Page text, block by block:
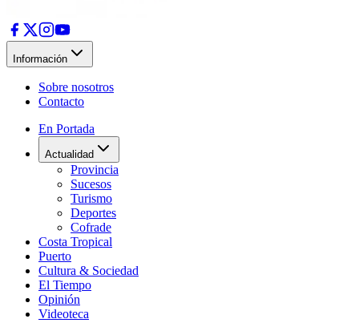
Información
Sobre nosotros
Contacto
En Portada
Actualidad
Provincia
Sucesos
Turismo
Deportes
Cofrade
Costa Tropical
Puerto
Cultura & Sociedad
El Tiempo
Opinión
Videoteca